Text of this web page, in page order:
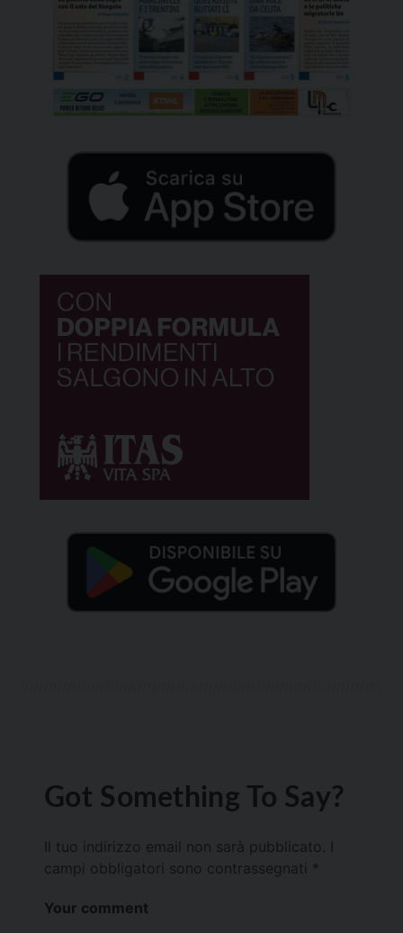
Got Something To Say?
Il tuo indirizzo email non sarà pubblicato.
campi obbligatori sono contrassegnati *
Your comment